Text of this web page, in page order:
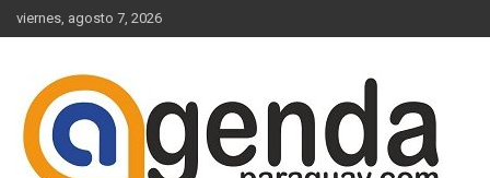
Saltar
al
viernes, agosto 7, 2026